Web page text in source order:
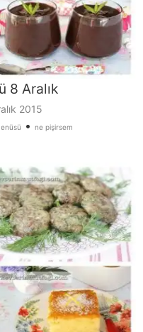
8 Aralık
2015
• ne pişirsem